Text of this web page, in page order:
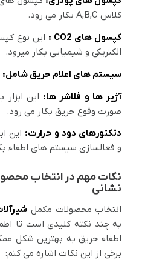
کلاس A,B,C بکار می رود.
کپسول های CO2 :
این نوع
الکتریکی و شیمیایی بکار میرود.
سیستم های اعلام حریق شامل:
آژیر ها و فلاشر ها: این
صورت وقوع حریق بکار می رود.
دتکتورهای دود و حرارت: این
و فعالسازی سیستم های اطفاء
نکات مهم در انتخاب
نشانی
انتخاب محصولات مکمل
به چند نکته کلیدی است تا
اطفاء حریق به بهترین شکل
برخی از این نکات اشاره می کنم: